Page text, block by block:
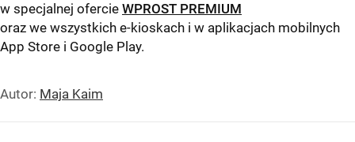
w specjalnej ofercie WPROST PREMIUM
oraz we wszystkich e-kioskach i w aplikacjach mobilnych
App Store i Google Play.
Autor: Maja Kaim